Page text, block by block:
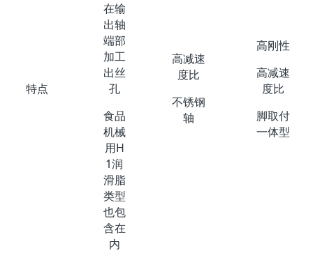
特点
在输
出轴
端部
加工
出丝
孔
食品
机械
用H
1润
滑脂
类型
也包
含在
内
高减速
度比
不锈钢
轴
高刚性
高减速
度比
脚取付
一体型